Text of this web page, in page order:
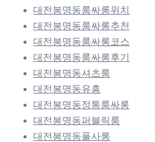
대전봉명동룸싸롱위치
대전봉명동룸싸롱추천
대전봉명동룸싸롱코스
대전봉명동룸싸롱후기
대전봉명동셔츠룸
대전봉명동유흥
대전봉명동정통룸싸롱
대전봉명동퍼블릭룸
대전봉명동풀사롱